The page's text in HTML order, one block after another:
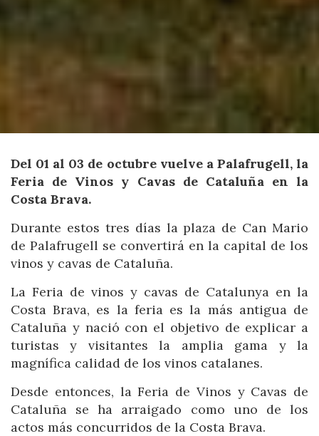
Del 01 al 03 de octubre vuelve a Palafrugell, la
Feria de Vinos y Cavas de Cataluña en la
Costa Brava.
Durante estos tres días la plaza de Can Mario
de Palafrugell se convertirá en la capital de los
vinos y cavas de Cataluña.
La Feria de vinos y cavas de Catalunya en la
Costa Brava, es la feria es la más antigua de
Cataluña y nació con el objetivo de explicar a
turistas y visitantes la amplia gama y la
magnífica calidad de los vinos catalanes.
Desde entonces, la Feria de Vinos y Cavas de
Cataluña se ha arraigado como uno de los
actos más concurridos de la Costa Brava.